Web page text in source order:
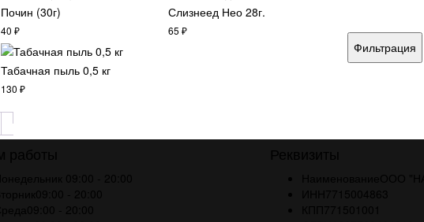
Почин (30г)
40 ₽
Слизнеед Нео 28г.
65 ₽
Табачная пыль 0,5 кг
130 ₽
Фильтрация